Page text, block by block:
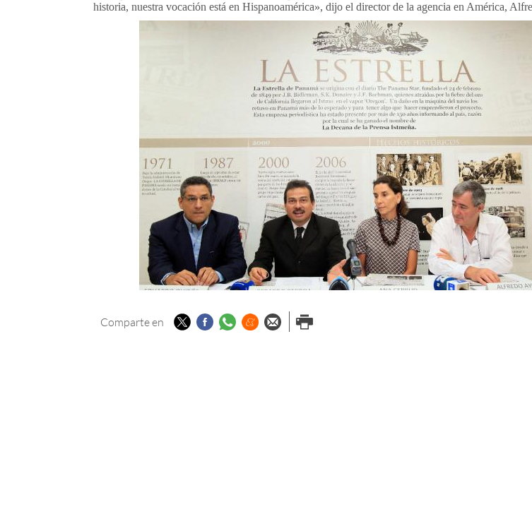
historia, nuestra vocación está en Hispanoamérica», dijo el director de la agencia en América,
Comparte en TwitterFacebook
Whatsapp
Menéame
Enviar porImprimir